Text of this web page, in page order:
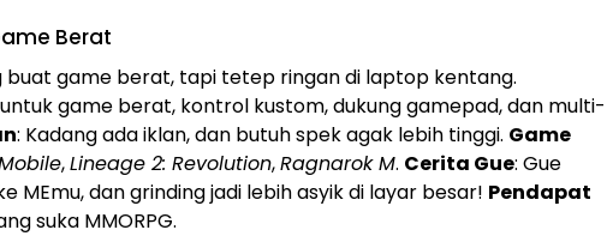
Berat
game berat, tapi tetep ringan di laptop kentang.
game berat, kontrol kustom, dukung gamepad, dan multi-
: Kadang ada iklan, dan butuh spek agak lebih tinggi. Game
,Lineage 2: Revolution,Ragnarok M. Cerita Gue: Gue
MEmu, dan grinding jadi lebih asyik di layar besar! Pendapat
suka MMORPG.